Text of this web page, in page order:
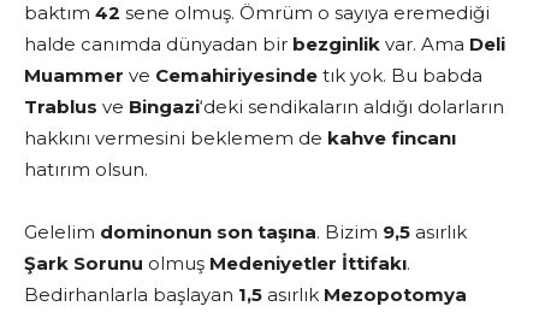
baktım 42 sene olmuş. Ömrüm o sayıya eremediği
halde canımda dünyadan bir bezginlik var. Ama Deli
Muammer ve Cemahiriyesinde tık yok. Bu babda
Trablus ve Bingazi‘deki sendikaların aldığı dolarların
hakkını vermesini beklemem de kahve fincanı
hatırım olsun.
Gelelim dominonun son taşına. Bizim 9,5 asırlık
Şark Sorunu olmuş Medeniyetler İttifakı.
Bedirhanlarla başlayan 1,5 asırlık Mezopotomya